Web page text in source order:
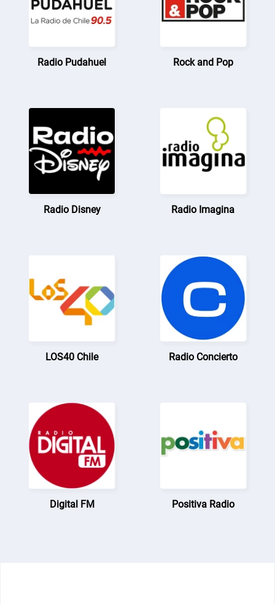
Radio Pudahuel Rock and Pop
Radio Disney Radio Imagina
LOS40 Chile Radio Concierto
Digital FM Positiva Radio